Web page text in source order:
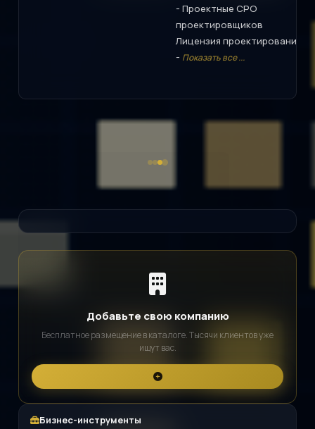
- Проектные СРО
проектировщиков
Лицензия проектирование
- Показать все ...
Добавьте свою компанию
Бесплатное размещение в каталоге. Тысячи клиентов уже
ищут вас.
Бизнес-инструменты